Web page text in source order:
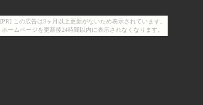
[PR] この広告は3ヶ月以上更新がないため表示されています。
ホームページを更新後24時間以内に表示されなくなります。